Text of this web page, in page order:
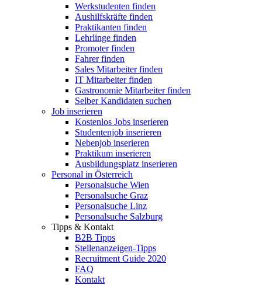
Werkstudenten finden
Aushilfskräfte finden
Praktikanten finden
Lehrlinge finden
Promoter finden
Fahrer finden
Sales Mitarbeiter finden
IT Mitarbeiter finden
Gastronomie Mitarbeiter finden
Selber Kandidaten suchen
Job inserieren
Kostenlos Jobs inserieren
Studentenjob inserieren
Nebenjob inserieren
Praktikum inserieren
Ausbildungsplatz inserieren
Personal in Österreich
Personalsuche Wien
Personalsuche Graz
Personalsuche Linz
Personalsuche Salzburg
Tipps & Kontakt
B2B Tipps
Stellenanzeigen-Tipps
Recruitment Guide 2020
FAQ
Kontakt